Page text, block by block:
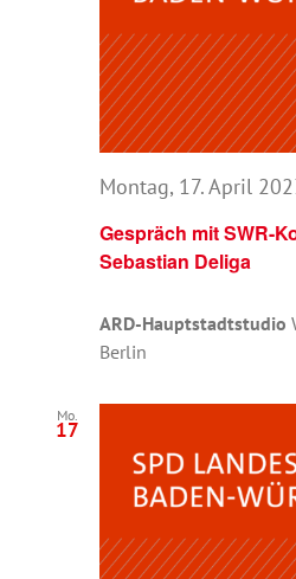
Gespräch mit SWR-
Sebastian Deliga
Montag, 17. April
ARD-Hauptstadtstudio
Berlin
Mo.
17